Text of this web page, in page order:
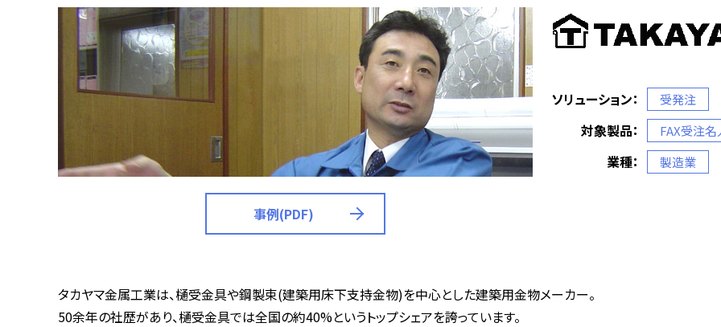
ソリューション： 受発注
対象製品： FAX受注名
業種： 製造業
事例(PDF)
タカヤマ金属工業は、樋受金具や鋼製束(建築用床下支持金物)を中心とした建築用金物メーカー。
50余年の社歴があり、樋受金具では全国の約40%というトップシェアを誇っています。